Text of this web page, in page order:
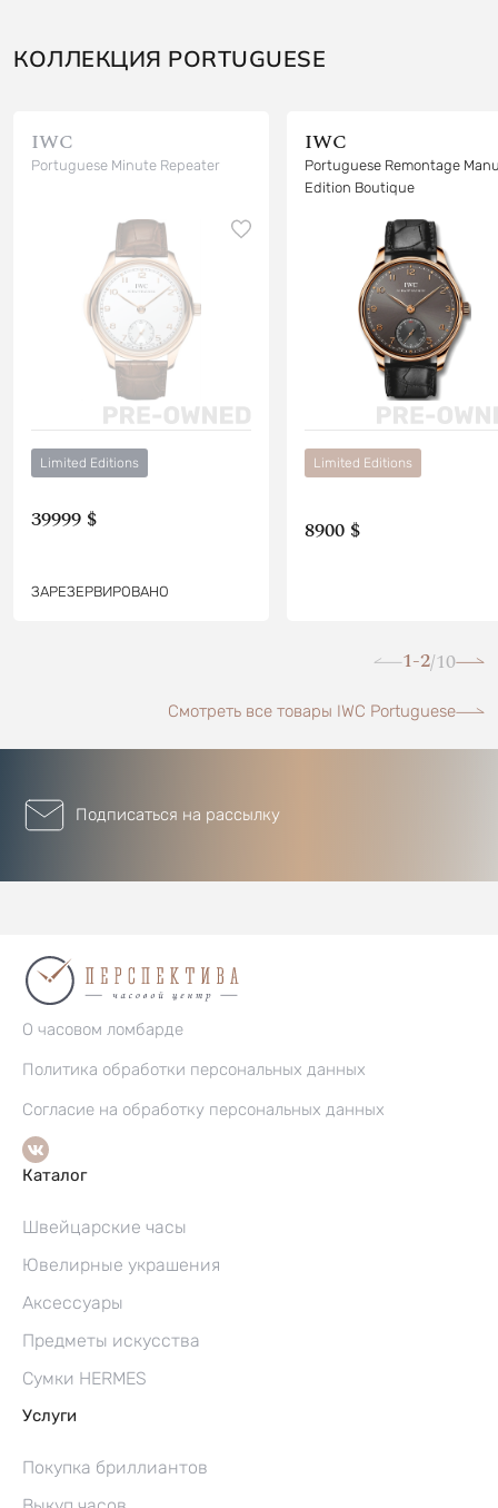
КОЛЛЕКЦИЯ PORTUGUESE
IWC
Portuguese Minute Repeater
Limited Editions
39999 $
ЗАРЕЗЕРВИРОВАНО
IWC
Portuguese Remontage
Edition Boutique
Limited Editions
8900 $
1-2/10
Смотреть все товары IWC Portuguese
Подписаться на рассылку
О часовом ломбарде
Политика обработки персональных данных
Согласие на обработку персональных данных
Каталог
Швейцарские часы
Ювелирные украшения
Аксессуары
Предметы искусства
Сумки HERMES
Услуги
Покупка бриллиантов